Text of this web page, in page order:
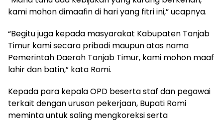
kami mohon dimaafin di hari yang fitri ini,” ucapnya.
“Begitu juga kepada masyarakat Kabupaten Tanjab
Timur kami secara pribadi maupun atas nama
Pemerintah Daerah Tanjab Timur, kami mohon maaf
lahir dan batin,” kata Romi.
Kepada para kepala OPD beserta staf dan pegawai
terkait dengan urusan pekerjaan, Bupati Romi
meminta untuk saling mengkoreksi serta